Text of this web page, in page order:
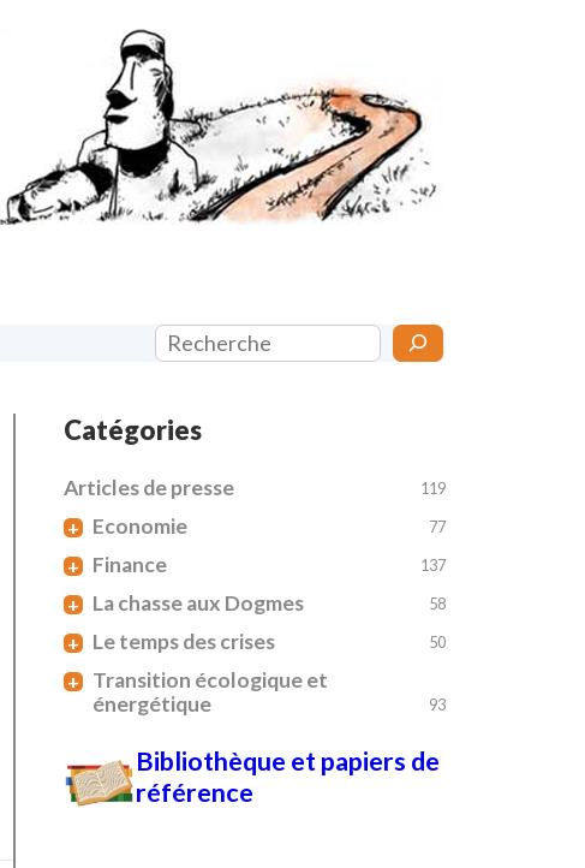
Rechercher
Catégories
Articles de presse 119
+ Economie 77
+ Finance 137
+ La chasse aux Dogmes 58
+ Le temps des crises 50
+
Transition écologique et
énergétique
93
Bibliothèque et papiers de
référence